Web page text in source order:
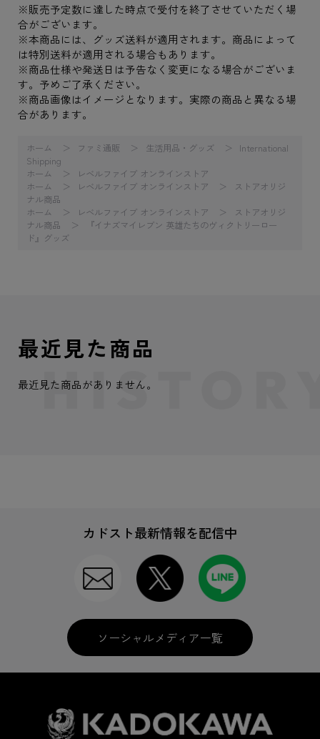
※販売予定数に達した時点で受付を終了させていただく場
合がございます。
※本商品には、グッズ送料が適用されます。商品によって
は特別送料が適用される場合もあります。
※商品仕様や発送日は予告なく変更になる場合がございま
す。予めご了承ください。
※商品画像はイメージとなります。実際の商品と異なる場
合があります。
ホーム ファミ通販 生活用品・グッズ
International
Shipping
ホーム
レベルファイブ オンラインストア
ホーム
レベルファイブ オンラインストア
ストアオリジ
ナル商品
ホーム
レベルファイブ オンラインストア
ストアオリジ
ナル商品
『イナズマイレブン 英雄たちのヴィクトリーロー
ド』グッズ
最近見た商品
最近見た商品がありません。
カドスト最新情報を配信中
ソーシャルメディア一覧